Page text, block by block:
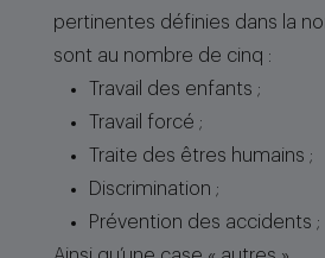
pertinentes définies dans la
sont au nombre de cinq :
Travail des enfants ;
Travail forcé ;
Traite des êtres humains ;
Discrimination ;
Prévention des accidents ;